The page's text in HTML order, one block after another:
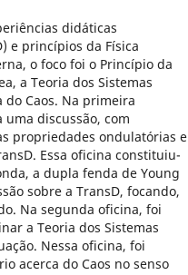
didáticas
e princípios da Física
o foco foi o Princípio da
a Teoria dos Sistemas
do Caos. Na primeira
discussão, com
propriedades ondulatórias e
Essa oficina constituiu-
a dupla fenda de Young
sobre a TransD, focando,
Na segunda oficina, foi
a Teoria dos Sistemas
Nessa oficina, foi
acerca do Caos no senso